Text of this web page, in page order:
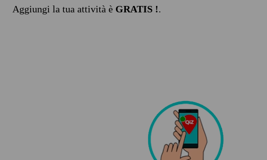
Aggiungi la tua attività è GRATIS !.